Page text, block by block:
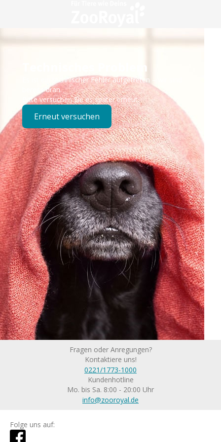
Technisches Problem
Es ist ein technischer Fehler aufgetreten – wir sind
bereits dran.
Bitte versuchen Sie es später erneut.
Erneut versuchen
Fragen oder Anregungen?
Kontaktiere uns!
0221/1773-1000
Kundenhotline
Mo. bis Sa. 8:00 - 20:00 Uhr
info@zooroyal.de
Folge uns auf: